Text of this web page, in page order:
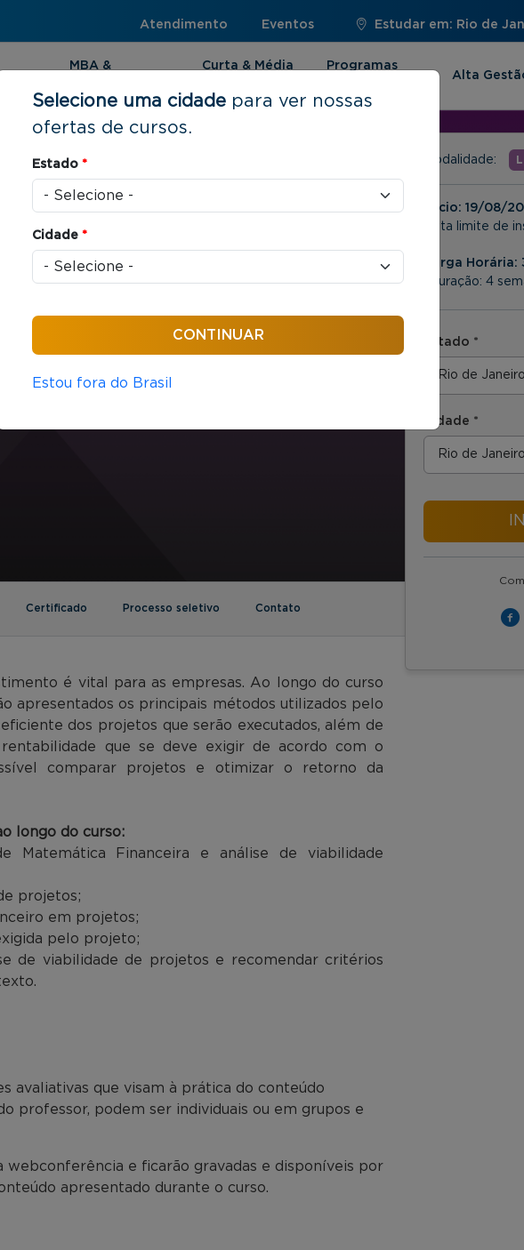
Atendimento Eventos Estudar em: Rio de
MBA &
Curta & Média
Programas
Alta
Modalidade:
Início: 19/08/
Data limite de
Carga
(Duração: 4
Estado *
Cidade *
de Projetos
de Projetos
Certificado Processo seletivo Contato
é vital para as empresas. Ao longo do curso
apresentados os principais métodos utilizados pelo
dos projetos que serão executados, além de
que se deve exigir de acordo com o
comparar projetos e otimizar o retorno da
longo do curso:
Matemática Financeira e análise de viabilidade
projetos;
em projetos;
pelo projeto;
de viabilidade de projetos e recomendar critérios
avaliativas que visam à prática do conteúdo
professor, podem ser individuais ou em grupos e
e ficarão gravadas e disponíveis por
apresentado durante o curso.
Selecione uma cidade para ver nossas
ofertas de cursos.
Estado *
Cidade *
Estou fora do Brasil